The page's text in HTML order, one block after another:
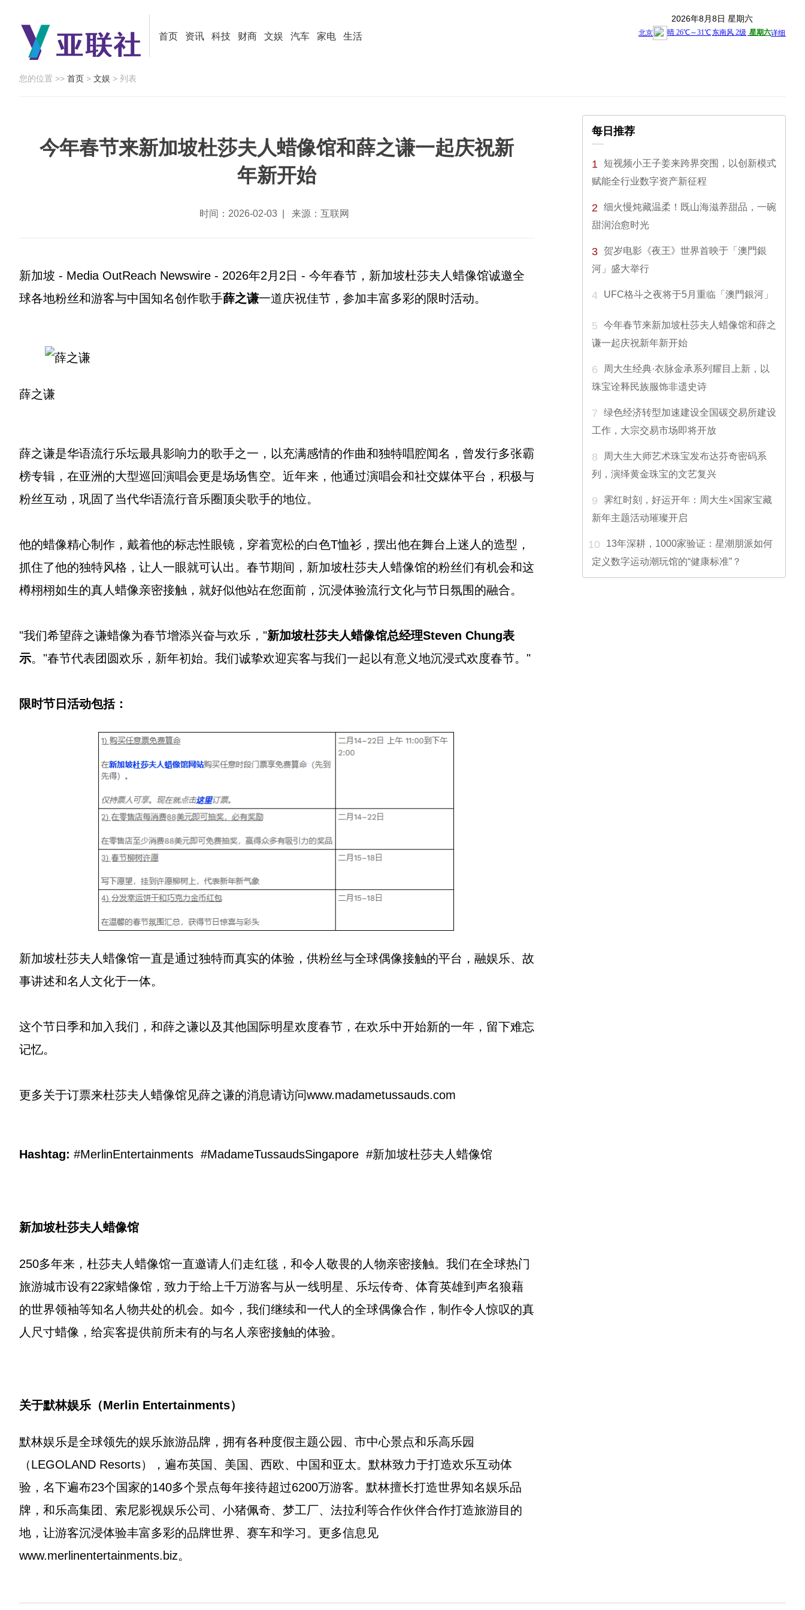
首页 资讯 科技 财商 文娱 汽车 家电 生活
2026年8月8日 星期六
您的位置 >> 首页 > 文娱 > 列表
今年春节来新加坡杜莎夫人蜡像馆和薛之谦一起庆祝新
年新开始
时间：2026-02-03 | 来源：互联网
新加坡 - Media OutReach Newswire - 2026年2月2日 - 今年春节，新加坡杜莎夫人蜡像馆诚邀全
球各地粉丝和游客与中国知名创作歌手薛之谦一道庆祝佳节，参加丰富多彩的限时活动。
薛之谦
薛之谦是华语流行乐坛最具影响力的歌手之一，以充满感情的作曲和独特唱腔闻名，曾发行多张霸
榜专辑，在亚洲的大型巡回演唱会更是场场售空。近年来，他通过演唱会和社交媒体平台，积极与
粉丝互动，巩固了当代华语流行音乐圈顶尖歌手的地位。
他的蜡像精心制作，戴着他的标志性眼镜，穿着宽松的白色T恤衫，摆出他在舞台上迷人的造型，
抓住了他的独特风格，让人一眼就可认出。春节期间，新加坡杜莎夫人蜡像馆的粉丝们有机会和这
樽栩栩如生的真人蜡像亲密接触，就好似他站在您面前，沉浸体验流行文化与节日氛围的融合。
"我们希望薛之谦蜡像为春节增添兴奋与欢乐，"新加坡杜莎夫人蜡像馆总经理Steven Chung表
示。"春节代表团圆欢乐，新年初始。我们诚挚欢迎宾客与我们一起以有意义地沉浸式欢度春节。"
限时节日活动包括：
新加坡杜莎夫人蜡像馆一直是通过独特而真实的体验，供粉丝与全球偶像接触的平台，融娱乐、故
事讲述和名人文化于一体。
这个节日季和加入我们，和薛之谦以及其他国际明星欢度春节，在欢乐中开始新的一年，留下难忘
记忆。
更多关于订票来杜莎夫人蜡像馆见薛之谦的消息请访问www.madametussauds.com
Hashtag: #MerlinEntertainments #MadameTussaudsSingapore #新加坡杜莎夫人蜡像馆
新加坡杜莎夫人蜡像馆
250多年来，杜莎夫人蜡像馆一直邀请人们走红毯，和令人敬畏的人物亲密接触。我们在全球热门
旅游城市设有22家蜡像馆，致力于给上千万游客与从一线明星、乐坛传奇、体育英雄到声名狼藉
的世界领袖等知名人物共处的机会。如今，我们继续和一代人的全球偶像合作，制作令人惊叹的真
人尺寸蜡像，给宾客提供前所未有的与名人亲密接触的体验。
关于默林娱乐（Merlin Entertainments）
默林娱乐是全球领先的娱乐旅游品牌，拥有各种度假主题公园、市中心景点和乐高乐园
（LEGOLAND Resorts），遍布英国、美国、西欧、中国和亚太。默林致力于打造欢乐互动体
验，名下遍布23个国家的140多个景点每年接待超过6200万游客。默林擅长打造世界知名娱乐品
牌，和乐高集团、索尼影视娱乐公司、小猪佩奇、梦工厂、法拉利等合作伙伴合作打造旅游目的
地，让游客沉浸体验丰富多彩的品牌世界、赛车和学习。更多信息见
www.merlinentertainments.biz。
每日推荐
1
短视频小王子姜来跨界突围，以创新模式
赋能全行业数字资产新征程
2 细火慢炖藏温柔！既山海滋养甜品，一碗
甜润治愈时光
3 贺岁电影《夜王》世界首映于「澳門銀
河」盛大举行
4 UFC格斗之夜将于5月重临「澳門銀河」
5
今年春节来新加坡杜莎夫人蜡像馆和薛之
谦一起庆祝新年新开始
6
周大生经典·衣脉金承系列耀目上新，以
珠宝诠释民族服饰非遗史诗
7
绿色经济转型加速建设全国碳交易所建设
工作，大宗交易市场即将开放
8
周大生大师艺术珠宝发布达芬奇密码系
列，演绎黄金珠宝的文艺复兴
9
霁红时刻，好运开年：周大生×国家宝藏
新年主题活动璀璨开启
10
13年深耕，1000家验证：星潮朋派如何
定义数字运动潮玩馆的“健康标准”？